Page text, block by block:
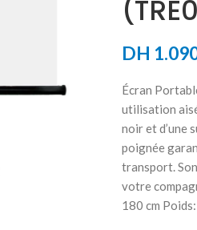
DH
Écran
utilisation
noir et d’une
poignée
transport.
votre
180 cm